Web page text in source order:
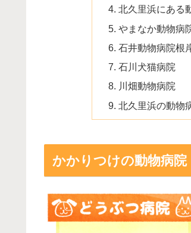
北久里浜にある
やまなか動物病
石井動物病院根
石川犬猫病院
川畑動物病院
北久里浜の動物
かかりつけの動物病院